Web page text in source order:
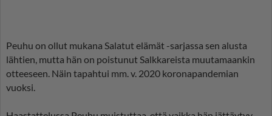
Peuhu on ollut mukana Salatut elämät -sarjassa sen alusta
lähtien, mutta hän on poistunut Salkkareista muutamaankin
otteeseen. Näin tapahtui mm. v. 2020 koronapandemian
vuoksi.